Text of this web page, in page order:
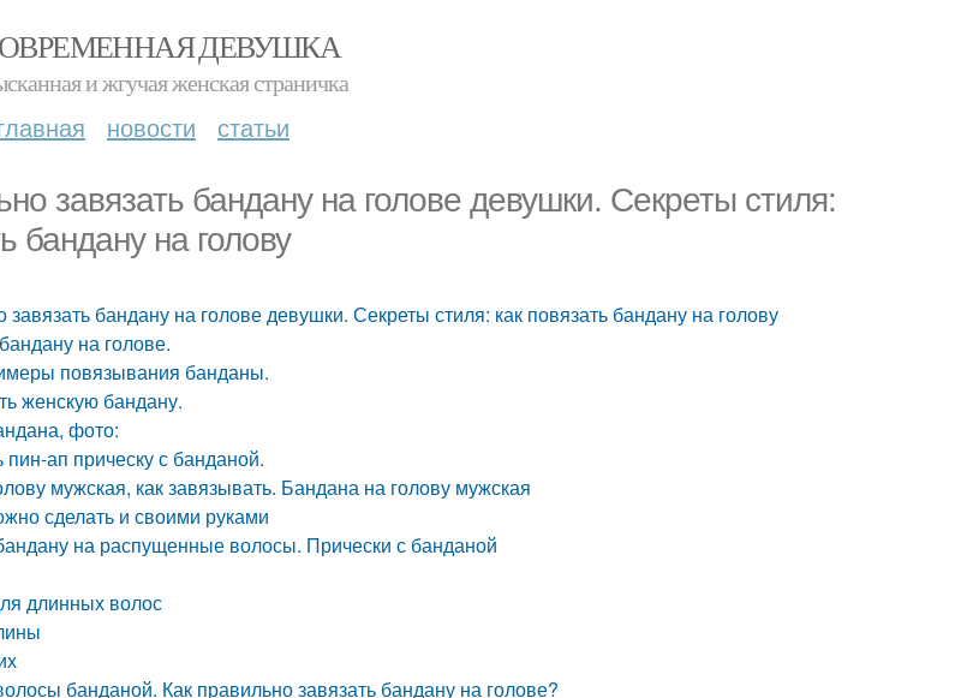
ДЕВУШКА
и жгучая женская страничка
новости статьи
завязать бандану на голове девушки. Секреты стиля:
бандану на голову
завязать бандану на голове девушки. Секреты стиля: как повязать бандану на голову
на голове.
повязывания банданы.
женскую бандану.
фото:
пин-ап прическу с банданой.
мужская, как завязывать. Бандана на голову мужская
сделать и своими руками
на распущенные волосы. Прически с банданой
длинных волос
банданой. Как правильно завязать бандану на голове?